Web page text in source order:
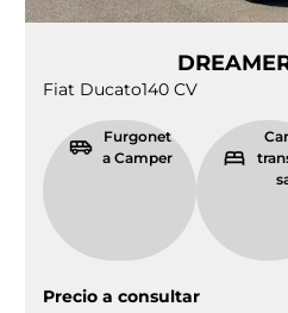
Fiat Ducato140 CV
Furgonet
a Camper
Precio a consultar